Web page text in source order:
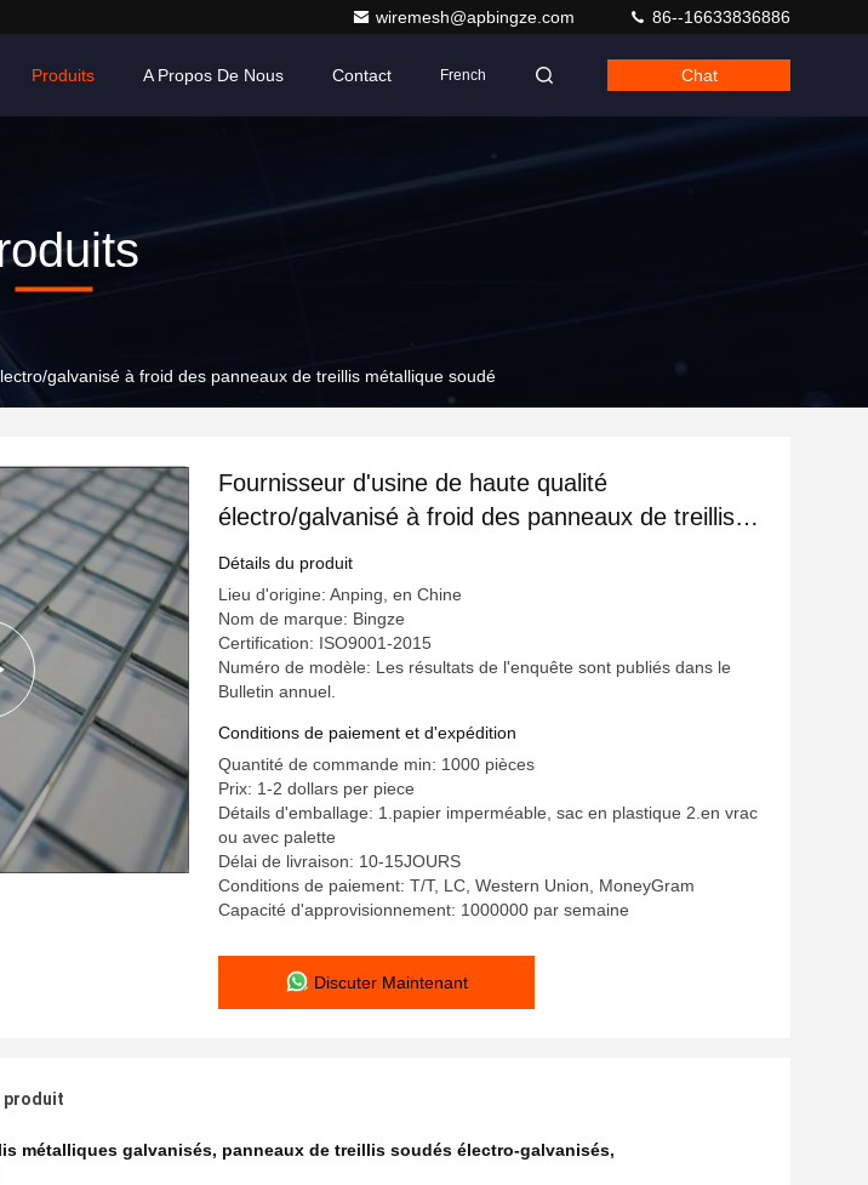
wiremesh@apbingze.com 86--16633836886
Produits A Propos De Nous Contact French Chat
galvanisé à froid des panneaux de treillis métallique soudé
Fournisseur d'usine de haute qualité
électro/galvanisé à froid des panneaux de treillis
métallique soudé
Détails du produit
Lieu d'origine: Anping, en Chine
Nom de marque: Bingze
Certification: ISO9001-2015
Numéro de modèle: Les résultats de l'enquête sont publiés dans le
Bulletin annuel.
Conditions de paiement et d'expédition
Quantité de commande min: 1000 pièces
Prix: 1-2 dollars per piece
Détails d'emballage: 1.papier imperméable, sac en plastique 2.en vrac
ou avec palette
Délai de livraison: 10-15JOURS
Conditions de paiement: T/T, LC, Western Union, MoneyGram
Capacité d'approvisionnement: 1000000 par semaine
Discuter Maintenant
produit
métalliques galvanisés, panneaux de treillis soudés électro-galvanisés,